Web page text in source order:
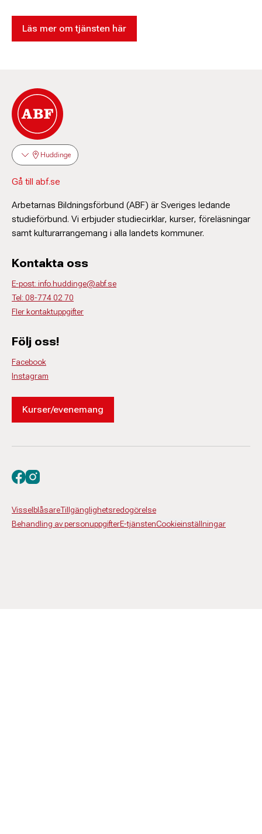
Läs mer om tjänsten här
Huddinge
Gå till abf.se
Arbetarnas Bildningsförbund (ABF) är Sveriges ledande
studieförbund. Vi erbjuder studiecirklar, kurser, föreläsningar
samt kulturarrangemang i alla landets kommuner.
Kontakta oss
E-post: info.huddinge@abf.se
Tel: 08-774 02 70
Fler kontaktuppgifter
Följ oss!
Facebook
Instagram
Kurser/evenemang
VisselblåsareTillgänglighetsredogörelse
Behandling av personuppgifterE-tjänstenCookieinställningar
Besök oss på facebook
Besök oss på instagram